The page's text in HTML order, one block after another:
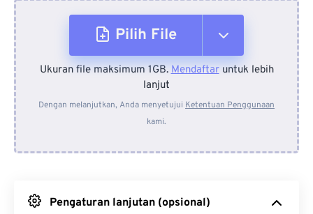
Pilih File
Dari Perangkat
Dari Dropbox
Ukuran file maksimum 1GB.Mendaftaruntuk lebih
lanjut
Dengan melanjutkan, Anda menyetujui Ketentuan Penggunaan
kami.
Pengaturan lanjutan (opsional)